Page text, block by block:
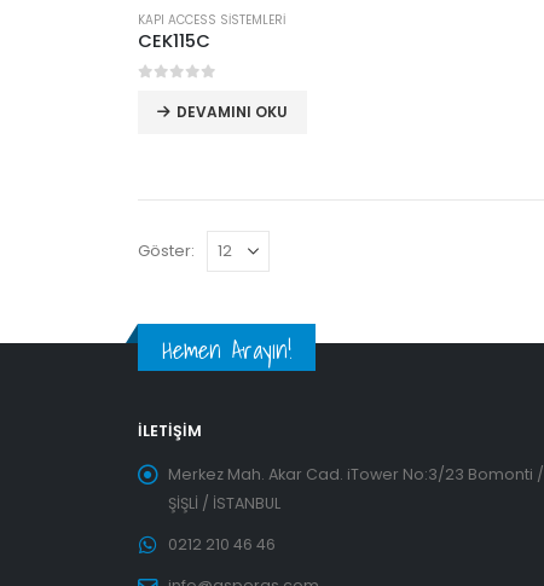
KAPI ACCESS SİSTEMLERİ
CEK115C
DEVAMINI OKU
Göster:
Hemen Arayın!
İLETIŞIM
Merkez Mah. Akar Cad. iTower No:3/23 Bomonti /
ŞİŞLİ / İSTANBUL
0212 210 46 46